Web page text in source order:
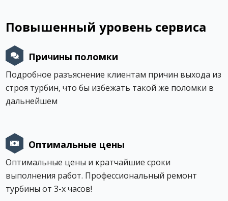
Повышенный уровень сервиса
Причины поломки
Подробное разъяснение клиентам причин выхода из
строя турбин, что бы избежать такой же поломки в
дальнейшем
Оптимальные цены
Оптимальные цены и кратчайшие сроки
выполнения работ. Профессиональный ремонт
турбины от 3-х часов!